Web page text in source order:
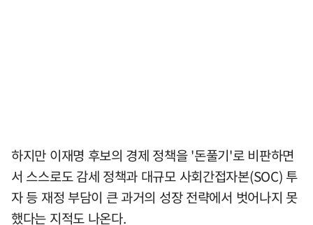
하지만 이재명 후보의 경제 정책을 '돈풀기'로 비판하면
서 스스로도 감세 정책과 대규모 사회간접자본(SOC) 투
자 등 재정 부담이 큰 과거의 성장 전략에서 벗어나지 못
했다는 지적도 나온다.